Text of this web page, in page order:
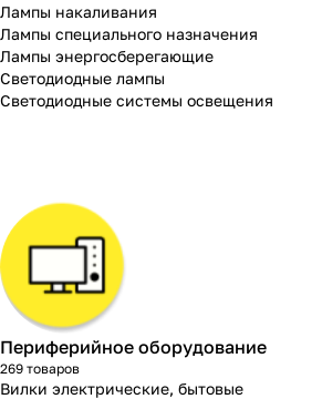
Лампы накаливания
Лампы специального назначения
Лампы энергосберегающие
Светодиодные лампы
Светодиодные системы освещения
Периферийное оборудование
269 товаров
Вилки электрические, бытовые